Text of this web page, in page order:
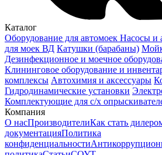
Каталог
Оборудование для автомоек Насосы и
для моек ВД Катушки (барабаны)
Дезинфекционное и моечное
Клининговое оборудование и
комплексы Автохимия и аксессуары
Гидродинамические установки
Комплектующие для с/х
Компания
О насПроизводителиКак стать
документацияПолитика
конфиденциальности